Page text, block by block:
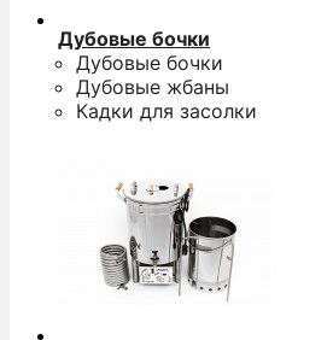
Дубовые бочки
Дубовые бочки
Дубовые жбаны
Кадки для засолки